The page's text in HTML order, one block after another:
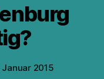
Januar 2015